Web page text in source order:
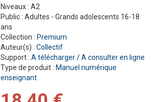
Niveaux : A2
Public : Adultes - Grands adolescents 16-18
ans
Collection : Premium
Auteur(s) : Collectif
Support : A télécharger / A consulter en ligne
Type de produit : Manuel numérique
enseignant